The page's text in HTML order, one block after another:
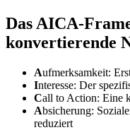
Das AICA-
konvertierende
Aufmerksamkeit:
Interesse: Der
Call to Action: Eine
Absicherung:
reduziert